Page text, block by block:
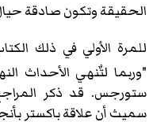
وتكون صادقة حيال ذلك
الأولي في ذلك الكتاب
لتٌنهي الأحداث
قد ذكر المراجع
أن علاقة باكستر